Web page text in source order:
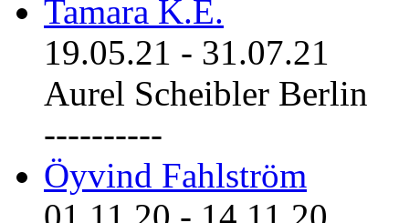
Tamara K.E.
19.05.21 - 31.07.21
Aurel Scheibler Berlin
----------
Öyvind Fahlström